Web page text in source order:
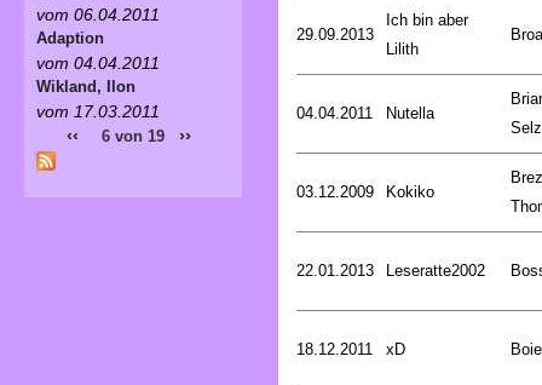
29.09.2013
Ich bin aber
Lilith
04.04.2011 Nutella
03.12.2009 Kokiko
22.01.2013 Leseratte2002
18.12.2011 xD
vom 06.04.2011
Adaption
vom 04.04.2011
Wikland, Ilon
vom 17.03.2011
‹‹ 6 von 19 ››